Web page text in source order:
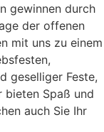
gewinnen durch
der offenen
mit uns zu einem
geselliger Feste,
bieten Spaß und
auch Sie Ihr